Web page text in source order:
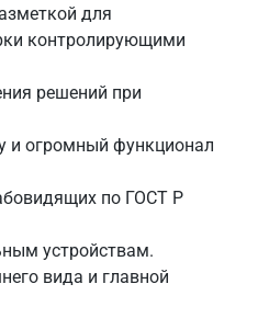
для
контролирующими
решений при
и огромный функционал
по ГОСТ Р
устройствам.
вида и главной